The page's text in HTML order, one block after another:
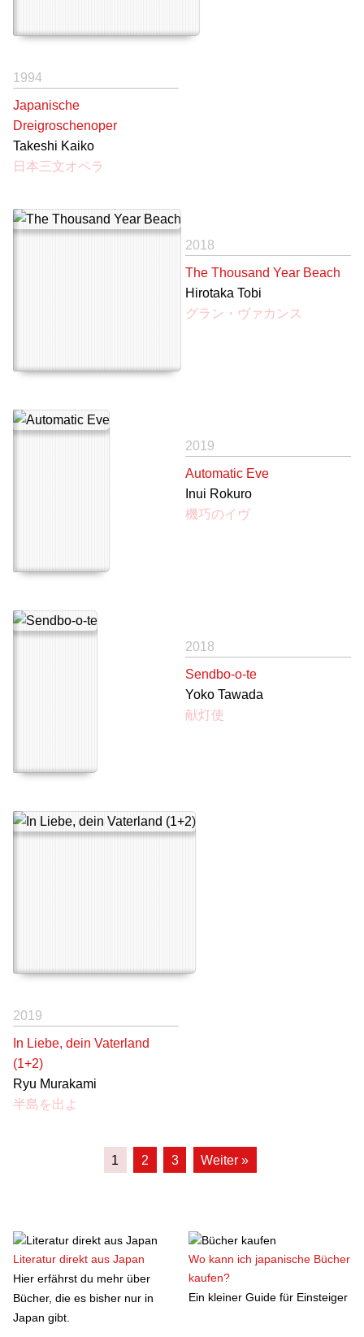
1994
Japanische
Dreigroschenoper
Takeshi Kaiko
日本三文オペラ
2018
The Thousand Year Beach
Hirotaka Tobi
グラン・ヴァカンス
2019
Automatic Eve
Inui Rokuro
機巧のイヴ
2018
Sendbo-o-te
Yoko Tawada
献灯使
2019
In Liebe, dein Vaterland
(1+2)
Ryu Murakami
半島を出よ
1 2 3 Weiter »
Literatur direkt aus Japan
Hier erfährst du mehr über
Bücher, die es bisher nur in
Japan gibt.
Wo kann ich japanische Bücher
kaufen?
Ein kleiner Guide für Einsteiger